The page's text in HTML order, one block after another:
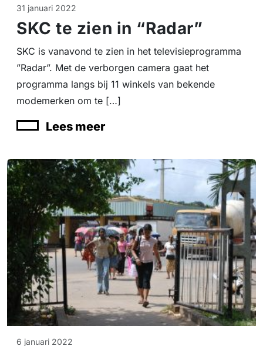
31 januari 2022
SKC te zien in “Radar”
SKC is vanavond te zien in het televisieprogramma
”Radar”. Met de verborgen camera gaat het
programma langs bij 11 winkels van bekende
modemerken om te […]
Lees meer
6 januari 2022